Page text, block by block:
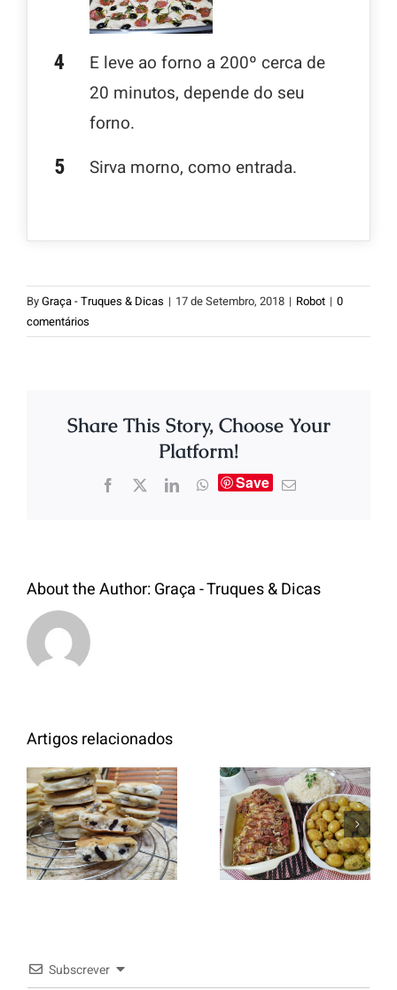
E leve ao forno a 200º cerca de
20 minutos, depende do seu
forno.
Sirva morno, como entrada.
ByGraça - Truques & Dicas | 17 de Setembro, 2018 | Robot | 0
comentários
Share This Story, Choose Your
Platform!
Save
About the Author:Graça - Truques & Dicas
Artigos relacionados
Panquecas
com Oreo
Entrecosto
italiano c/
batata a
murro e
Subscrever